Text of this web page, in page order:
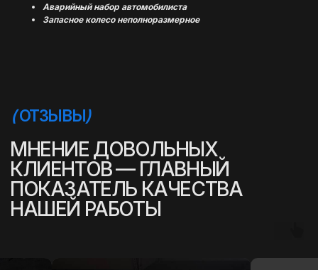
Аварийный набор автомобилиста
Запасное колесо неполноразмерное